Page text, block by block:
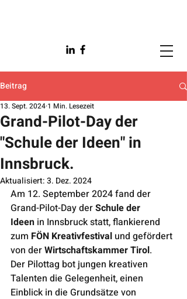
Beitrag
Grand-Pilot-Day der
"Schule der Ideen" in
Innsbruck.
13. Sept. 2024 1 Min. Lesezeit
Aktualisiert:3. Dez. 2024
Am 12. September 2024 fand der
Grand-Pilot-Day der Schule der
Ideen in Innsbruck statt, flankierend
zum FÖN Kreativfestival und gefördert
von der Wirtschaftskammer Tirol.
Der Pilottag bot jungen kreativen
Talenten die Gelegenheit, einen
Einblick in die Grundsätze von